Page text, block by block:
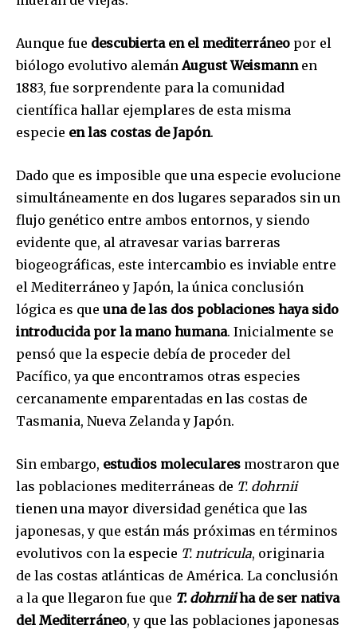
Aunque fue descubierta en el mediterráneo por el
biólogo evolutivo alemán August Weismannen
1883, fue sorprendente para la comunidad
científica hallar ejemplares de esta misma
especie en las costas de Japón.
Dado que es imposible que una especie evolucione
simultáneamente en dos lugares separados sin un
flujo genético entre ambos entornos, y siendo
evidente que, al atravesar varias barreras
biogeográficas, este intercambio es inviable entre
el Mediterráneo y Japón, la única conclusión
lógica es que una de las dos poblaciones haya sido
introducida por la mano humana. Inicialmente se
pensó que la especie debía de proceder del
Pacífico, ya que encontramos otras especies
cercanamente emparentadas en las costas de
Tasmania, Nueva Zelanda y Japón.
Sin embargo, estudios moleculares mostraron que
las poblaciones mediterráneas de T. dohrnii
tienen una mayor diversidad genética que las
japonesas, y que están más próximas en términos
evolutivos con la especie T. nutricula, originaria
de las costas atlánticas de América. La conclusión
a la que llegaron fue que T. dohrniiha de ser nativa
del Mediterráneo, y que las poblaciones japonesas